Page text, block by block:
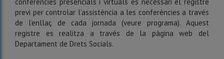
previ per controlar l’assistència a les conferències a través
de l’enllaç de cada jornada (veure programa). Aquest
registre es realitza a través de la pàgina web del
Departament de Drets Socials.